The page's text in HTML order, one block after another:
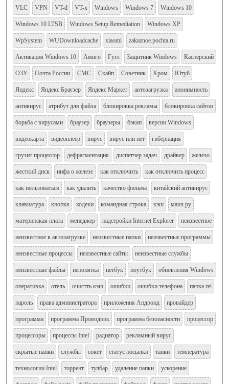
VLC VPN VT-d VT-x Windows Windows 7 Windows 10
Windows 10 LTSB Windows Setup Remediation Windows XP
WpSystem WUDownloadcache xiaomi zakaznoe.pochta.ru
Активация Windows 10 Амиго Гугл Защитник Windows Касперский
ОЗУ Почта России СМС Скайп Советник Хром Ютуб
Яндекс Яндекс Браузер Яндекс Маркет автозагрузка анонимность
антивирус атрибут для файла блокировка рекламы блокировка сайтов
борьба с вирусами браузер браузеры бэкап версии Windows
видеокарта видеоплеер вирус вирус или нет гибернация
грузит процессор дефрагментация диспетчер задач драйвер железо
жесткий диск инфа о железе как отключить как отключить процесс
как пользоваться как удалить качество фильма китайский антивирус
клавиатура кнопка кодеки командная строка кэш маил ру
материнская плата менеджер надстройки Internet Explorer неизвестное
неизвестное в автозагрузке неизвестные папки неизвестные программы
неизвестные процессы неизвестные сайты неизвестные службы
неизвестные файлы непонятка нетбук ноутбук обновления Windows
оперативка отель очистть кэш ошибки ошибки телефона папка rei
пароль права администратора приложения Андроид провайдер
программа программа Проводник программа безопасности процессор
процессоры процессы Intel радиатор рекламный вирус
скрытые папки службы сокет статус посылки танки температура
технологии Intel торрент тулбар удаление папки ускорение